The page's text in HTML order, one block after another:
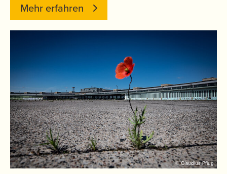
Mehr erfahren
© Claudius Pflug